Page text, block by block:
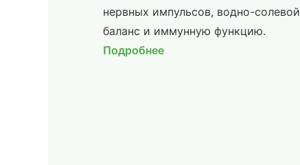
нервных импульсов, водно-солевой
баланс и иммунную функцию.
Подробнее